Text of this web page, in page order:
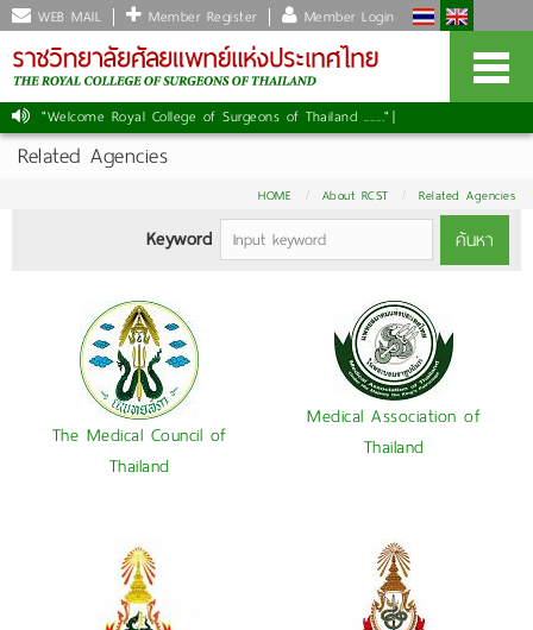
WEB MAIL Member Register Member Login
"Welcome Royal College of Surgeons of Thailand ......." |
Related Agencies
HOME About RCST Related Agencies
Keyword ค้นหา
The Medical Council of
Thailand
Medical Association of
Thailand